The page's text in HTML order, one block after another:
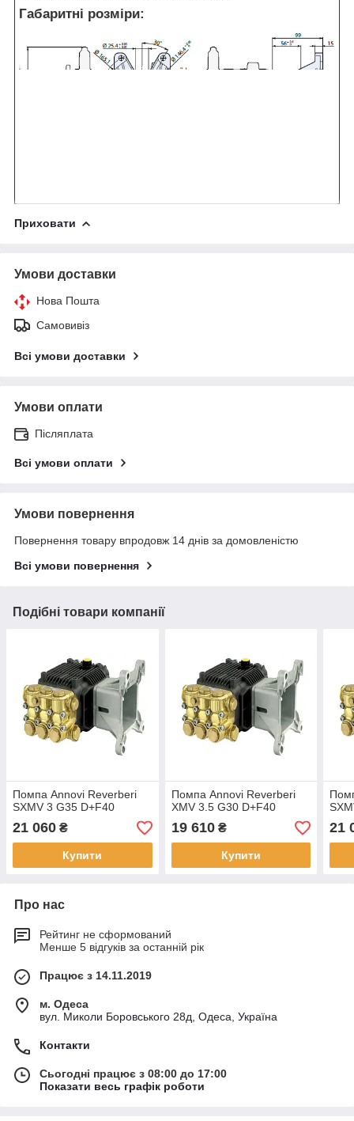
Габаритні розміри:
Приховати
Умови доставки
Нова Пошта
Самовивіз
Всі умови доставки
Умови оплати
Післяплата
Всі умови оплати
Умови повернення
Повернення товару впродовж 14 днів за домовленістю
Всі умови повернення
Подібні товари компанії
Помпа Annovi Reverberi
SXMV 3 G35 D+F40
21 060 ₴
Купити
Помпа Annovi Reverberi
XMV 3.5 G30 D+F40
19 610₴
Купити
21
Про нас
Рейтинг не сформований
Менше 5 відгуків за останній рік
Працює з 14.11.2019
м. Одеса
вул. Миколи Боровського 28д, Одеса, Україна
Контакти
Сьогодні працює з 08:00 до 17:00
Показати весь графік роботи